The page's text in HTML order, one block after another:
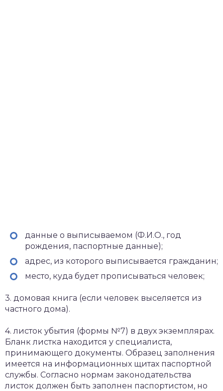
данные о выписываемом (Ф.И.О., год
рождения, паспортные данные);
адрес, из которого выписывается гражданин;
место, куда будет прописываться человек;
3. домовая книга (если человек выселяется из
частного дома).
4. листок убытия (формы №7) в двух экземплярах.
Бланк листка находится у специалиста,
принимающего документы. Образец заполнения
имеется на информационных щитах паспортной
службы. Согласно нормам законодательства
листок должен быть заполнен паспортистом, но